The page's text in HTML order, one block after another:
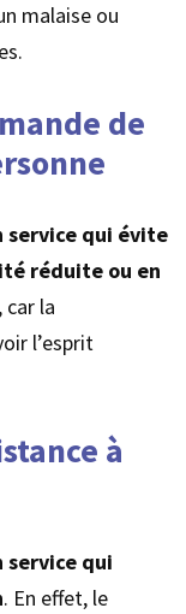
malaise ou
de
service qui évite
réduite ou en
car la
l’esprit
à
service qui
. En effet, le